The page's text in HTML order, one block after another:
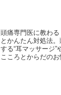
頭痛専門医に教わ
とかんたん対処法
する“耳マッサージ”
こころとからだの